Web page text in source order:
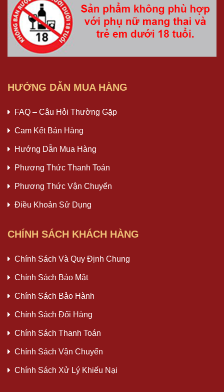
HƯỚNG DẪN MUA HÀNG
FAQ – Câu Hỏi Thường Gặp
Cam Kết Bán Hàng
Hướng Dẫn Mua Hàng
Phương Thức Thanh Toán
Phương Thức Vận Chuyển
Điều Khoản Sử Dụng
CHÍNH SÁCH KHÁCH HÀNG
Chính Sách Và Quy Định Chung
Chính Sách Bảo Mật
Chính Sách Bảo Hành
Chính Sách Đổi Hàng
Chính Sách Thanh Toán
Chính Sách Vận Chuyển
Chính Sách Xử Lý Khiếu Nại